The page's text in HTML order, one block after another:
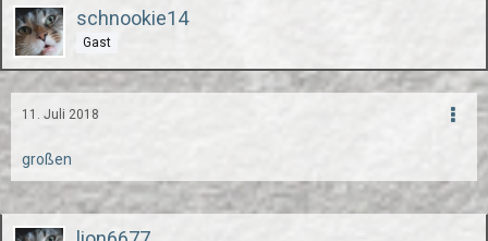
schnookie14
Gast
11. Juli 2018
großen